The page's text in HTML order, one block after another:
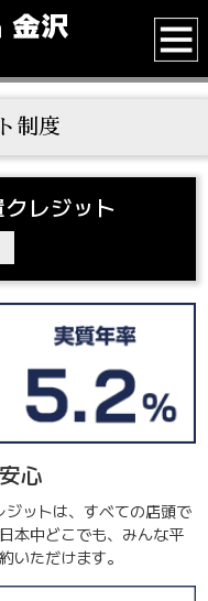
制度
レジット
心
ットは、すべての店頭で
本中どこでも、みんな平
いただけます。